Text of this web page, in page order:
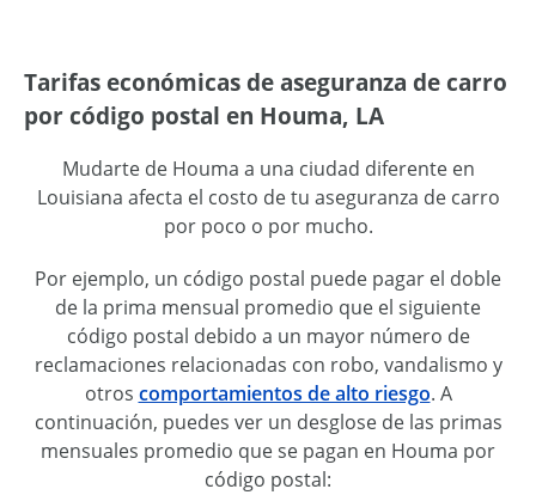
Tarifas económicas de aseguranza de carro
por código postal en Houma, LA
Mudarte de Houma a una ciudad diferente en
Louisiana afecta el costo de tu aseguranza de carro
por poco o por mucho.
Por ejemplo, un código postal puede pagar el doble
de la prima mensual promedio que el siguiente
código postal debido a un mayor número de
reclamaciones relacionadas con robo, vandalismo y
otros comportamientos de alto riesgo. A
continuación, puedes ver un desglose de las primas
mensuales promedio que se pagan en Houma por
código postal: